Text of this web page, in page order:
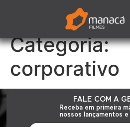
Categoria:
corporativo
FALE COM A
Receba em primeira
nossos lançamentos